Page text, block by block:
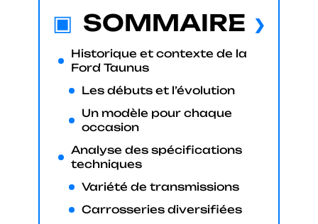
SOMMAIRE
Historique et contexte de la
Ford Taunus
Les débuts et l’évolution
Un modèle pour chaque
occasion
Analyse des spécifications
techniques
Variété de transmissions
Carrosseries diversifiées